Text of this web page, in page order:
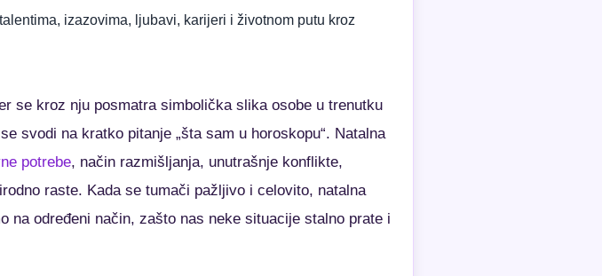
izazovima, ljubavi, karijeri i životnom putu kroz
se kroz nju posmatra simbolička slika osobe u trenutku
svodi na kratko pitanje „šta sam u horoskopu“. Natalna
potrebe, način razmišljanja, unutrašnje konflikte,
raste. Kada se tumači pažljivo i celovito, natalna
na određeni način, zašto nas neke situacije stalno prate i